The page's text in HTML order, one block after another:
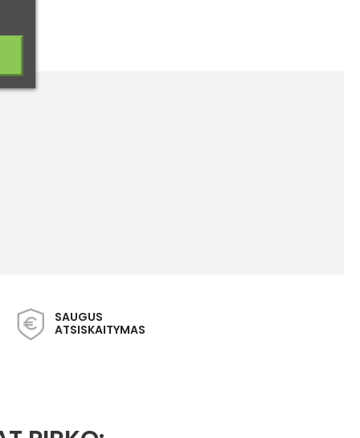
SAUGUS
ATSISKAITYMAS